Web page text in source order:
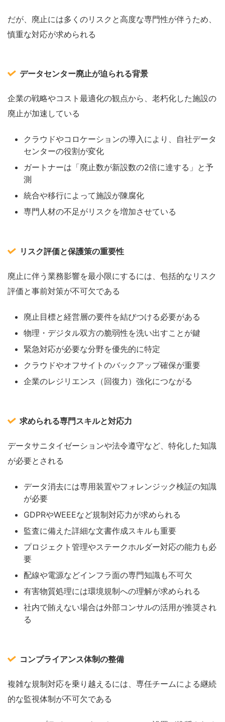
だが、廃止には多くのリスクと高度な専門性が伴うため、
慎重な対応が求められる
データセンター廃止が迫られる背景
企業の戦略やコスト最適化の観点から、老朽化した施設の
廃止が加速している
クラウドやコロケーションの導入により、自社データ
センターの役割が変化
ガートナーは「廃止数が新設数の2倍に達する」と予
測
統合や移行によって施設が陳腐化
専門人材の不足がリスクを増加させている
リスク評価と保護策の重要性
廃止に伴う業務影響を最小限にするには、包括的なリスク
評価と事前対策が不可欠である
廃止目標と経営層の要件を結びつける必要がある
物理・デジタル双方の脆弱性を洗い出すことが鍵
緊急対応が必要な分野を優先的に特定
クラウドやオフサイトのバックアップ確保が重要
企業のレジリエンス（回復力）強化につながる
求められる専門スキルと対応力
データサニタイゼーションや法令遵守など、特化した知識
が必要とされる
データ消去には専用装置やフォレンジック検証の知識
が必要
GDPRやWEEEなど規制対応力が求められる
監査に備えた詳細な文書作成スキルも重要
プロジェクト管理やステークホルダー対応の能力も必
要
配線や電源などインフラ面の専門知識も不可欠
有害物質処理には環境規制への理解が求められる
社内で賄えない場合は外部コンサルの活用が推奨され
る
コンプライアンス体制の整備
複雑な規制対応を乗り越えるには、専任チームによる継続
的な監視体制が不可欠である